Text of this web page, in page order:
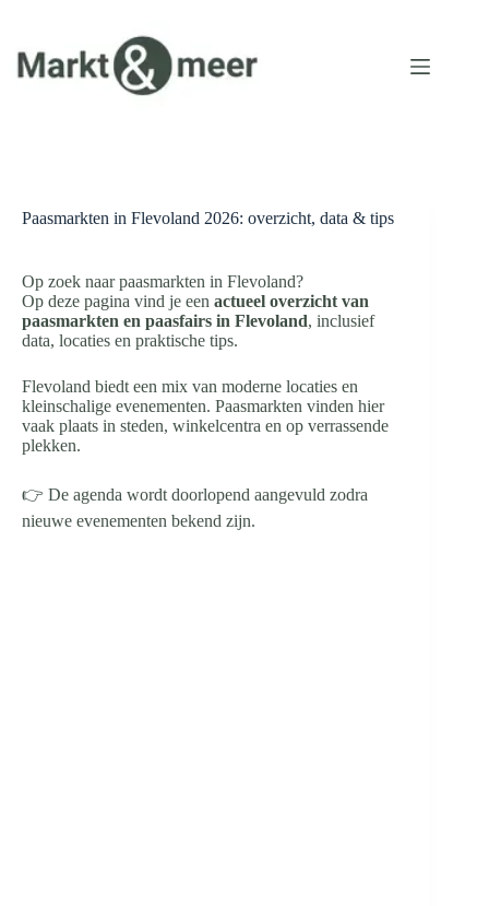
de
inhoud
Paasmarkten in Flevoland 2026: overzicht, data & tips
Op zoek naar paasmarkten in Flevoland?
Op deze pagina vind je een actueel overzicht van
paasmarkten en paasfairs in Flevoland, inclusief
data, locaties en praktische tips.
Flevoland biedt een mix van moderne locaties en
kleinschalige evenementen. Paasmarkten vinden hier
vaak plaats in steden, winkelcentra en op verrassende
plekken.
👉 De agenda wordt doorlopend aangevuld zodra
nieuwe evenementen bekend zijn.